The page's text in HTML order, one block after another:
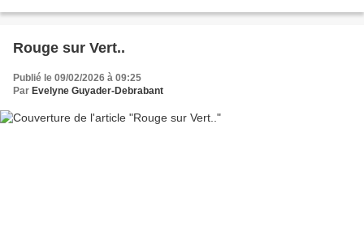
Rouge sur Vert..
Publié le 09/02/2026 à 09:25
Par Evelyne Guyader-Debrabant